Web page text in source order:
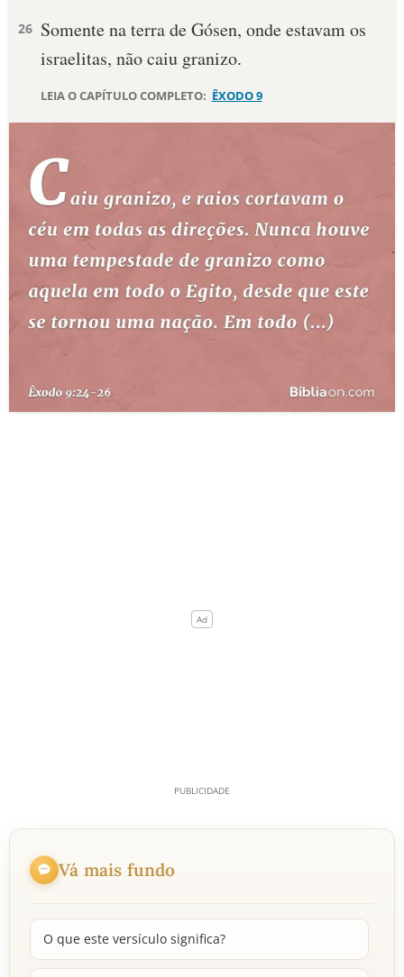
ESBOÇOS DE PREGAÇÃO
PERGUNTE À BÍBLIA IA
TERMO BÍBLICO
QUEM SOMOS
LOJA BÍBLIAON
26 Somente na terra de Gósen, onde estavam os
israelitas, não caiu granizo.
LEIA O CAPÍTULO COMPLETO: ÊXODO 9
Vá mais fundo
O que este versículo significa?